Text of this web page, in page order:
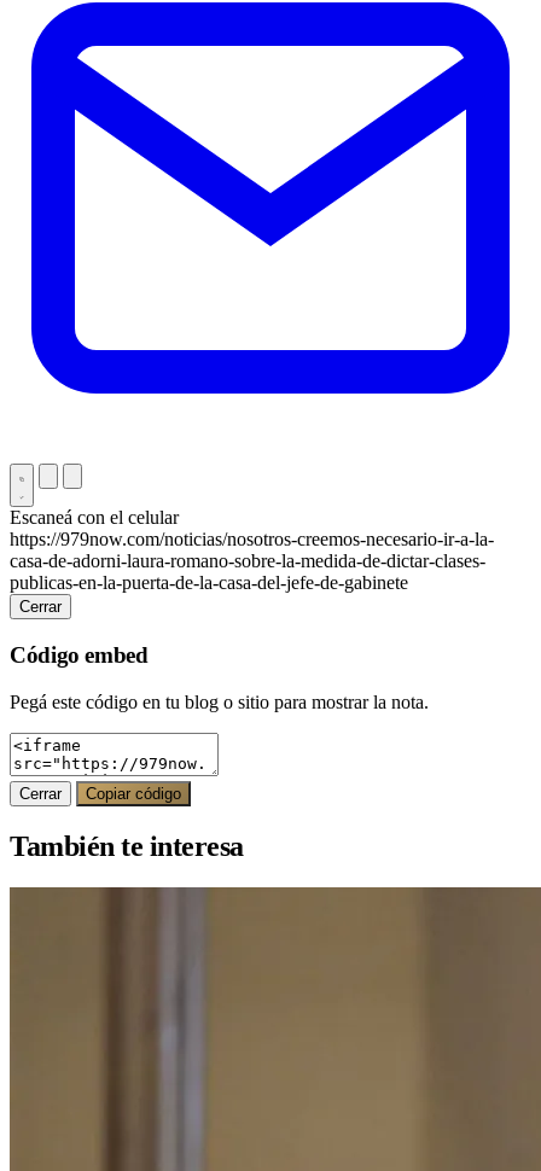
Escaneá con el celular
https://979now.com/noticias/nosotros-creemos-necesario-ir-a-la-
casa-de-adorni-laura-romano-sobre-la-medida-de-dictar-clases-
publicas-en-la-puerta-de-la-casa-del-jefe-de-gabinete
Cerrar
Código embed
Pegá este código en tu blog o sitio para mostrar la nota.
Cerrar Copiar código
También te interesa